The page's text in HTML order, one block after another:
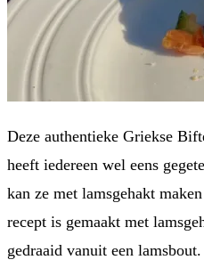
Deze authentieke Griekse
heeft iedereen wel eens
kan ze met lamsgehakt
recept is gemaakt met
gedraaid vanuit een